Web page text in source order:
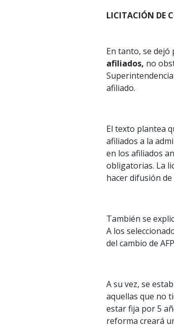
LICITACIÓN DE
En tanto, se dejó
afiliados, no
afiliado.
El texto plantea
afiliados a la
en los afiliados
obligatorias. La
hacer difusión
También se
A los
del cambio de
A su vez, se
aquellas que no
estar fija por 5
reforma creará